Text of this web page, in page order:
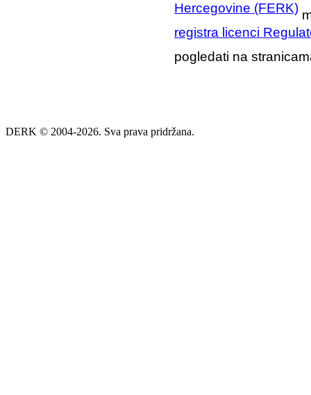
Hercegovine (FERK)
registra licenci
pogledati na
DERK © 2004-2026. Sva prava pridržana.